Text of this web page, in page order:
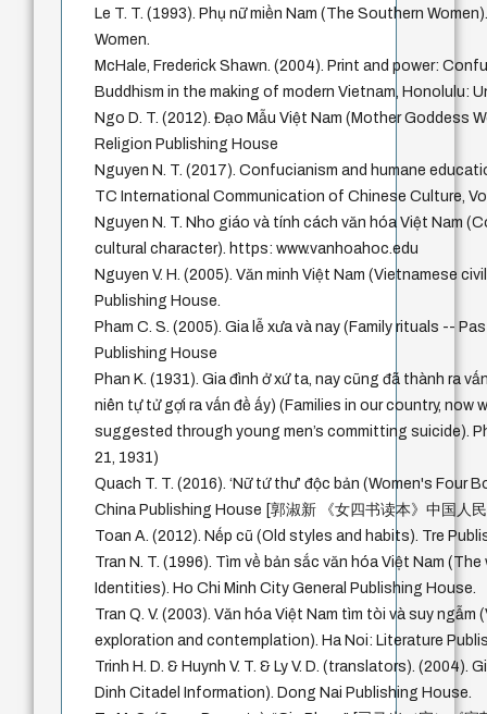
Le T. T. (1993). Phụ nữ miền Nam (The Southern
Women.
McHale, Frederick Shawn. (2004). Print and power:
Buddhism in the making of modern Vietnam, Honolulu:
Ngo D. T. (2012). Đạo Mẫu Việt Nam (Mother Goddess
Religion Publishing House
Nguyen N. T. (2017). Confucianism and humane
TC International Communication of Chinese Culture,
Nguyen N. T. Nho giáo và tính cách văn hóa Việt Nam
cultural character). https: www.vanhoahoc.edu
Nguyen V. H. (2005). Văn minh Việt Nam (Vietnamese
Publishing House.
Pham C. S. (2005). Gia lễ xưa và nay (Family rituals --
Publishing House
Phan K. (1931). Gia đình ở xứ ta, nay cũng đã thành ra
niên tự tử gợi ra vấn đề ấy) (Families in our country, now
suggested through young men’s committing suicide).
21, 1931)
Quach T. T. (2016). ‘Nữ tứ thư’ độc bản (Women's Four
China Publishing House [郭淑新 《女四书读本》中国人
Toan A. (2012). Nếp cũ (Old styles and habits). Tre
Tran N. T. (1996). Tìm về bản sắc văn hóa Việt Nam
Identities). Ho Chi Minh City General Publishing House.
Tran Q. V. (2003). Văn hóa Việt Nam tìm tòi và suy
exploration and contemplation). Ha Noi: Literature
Trinh H. D. & Huynh V. T. & Ly V. D. (translators). (2004).
Dinh Citadel Information). Dong Nai Publishing House.